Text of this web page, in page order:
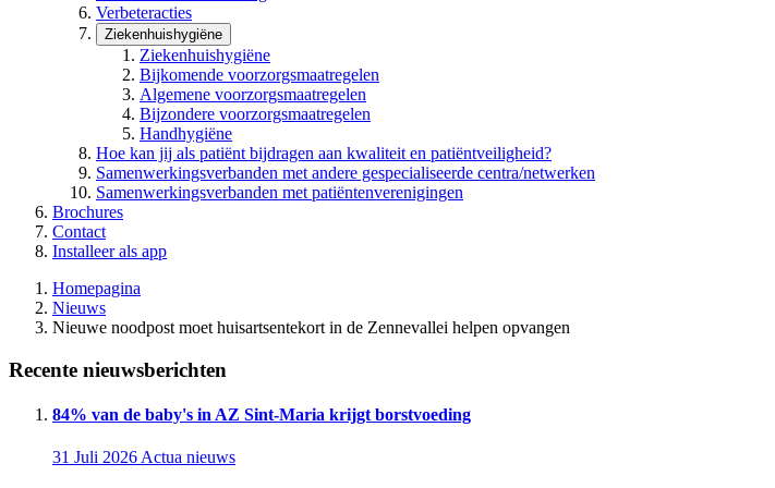
Verbeteracties
Ziekenhuishygiëne
Ziekenhuishygiëne
Bijkomende voorzorgsmaatregelen
Algemene voorzorgsmaatregelen
Bijzondere voorzorgsmaatregelen
Handhygiëne
Hoe kan jij als patiënt bijdragen aan kwaliteit en patiëntveiligheid?
Samenwerkingsverbanden met andere gespecialiseerde centra/netwerken
Samenwerkingsverbanden met patiëntenverenigingen
Brochures
Contact
Installeer als app
Homepagina
Nieuws
Nieuwe noodpost moet huisartsentekort in de Zennevallei helpen opvangen
Recente nieuwsberichten
84% van de baby's in AZ Sint-Maria krijgt borstvoeding
31 Juli 2026 Actua nieuws